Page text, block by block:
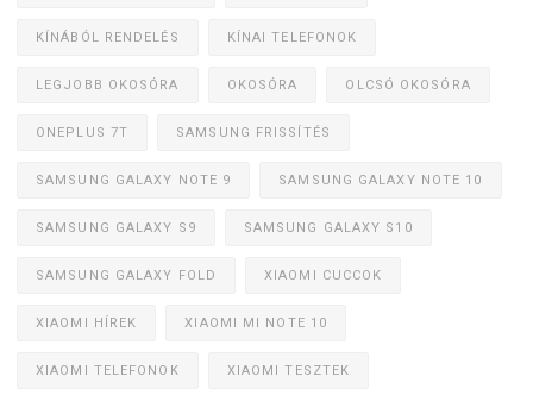
KÍNÁBÓL RENDELÉS KÍNAI TELEFONOK
LEGJOBB OKOSÓRA OKOSÓRA OLCSÓ OKOSÓRA
ONEPLUS 7T SAMSUNG FRISSÍTÉS
SAMSUNG GALAXY NOTE 9 SAMSUNG GALAXY NOTE 10
SAMSUNG GALAXY S9 SAMSUNG GALAXY S10
SAMSUNG GALAXY FOLD XIAOMI CUCCOK
XIAOMI HÍREK XIAOMI MI NOTE 10
XIAOMI TELEFONOK XIAOMI TESZTEK